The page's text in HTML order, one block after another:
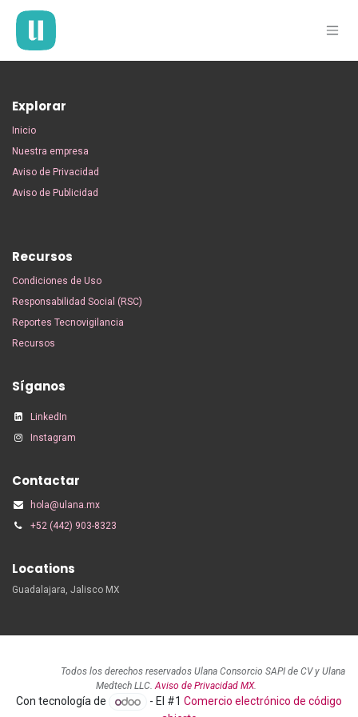
Explorar
Inicio
Nuestra empresa
Aviso de Privacidad
Aviso de Publicidad
Recursos
Condiciones de Uso
Responsabilidad Social (RSC)
Reportes Tecnovigilancia
Recursos
Síganos
LinkedIn
Instagram
Contactar
hola@ulana.mx
+52 (442) 903-8323
Locations
Guadalajara, Jalisco MX
Todos los derechos reservados Ulana Consorcio SAPI de CV y Ulana
Medtech LLC.Aviso de Privacidad MX.
Con tecnología de - El #1Comercio electrónico de código